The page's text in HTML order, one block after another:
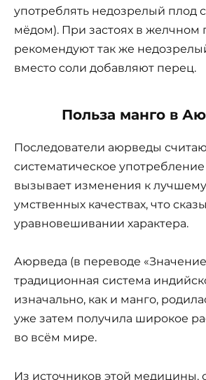
употреблять недозрелый плод
мёдом). При застоях в желчном
рекомендуют так же
вместо соли добавляют перец.
Польза манго в
Последователи аюрведы
систематическое
вызывает изменения к
умственных качествах, что
уравновешивании характера.
Аюрведа (в переводе
традиционная система
изначально, как и манго,
уже затем получила широкое
во всём мире.
Из источников этой медицины,